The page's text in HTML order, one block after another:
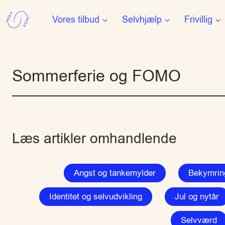
til
Vores tilbud Selvhjælp Frivillig
Sommerferie og FOMO
Læs artikler omhandlende
Angst og tankemylder
Identitet og selvudvikling Jul og nytår
Selvværd